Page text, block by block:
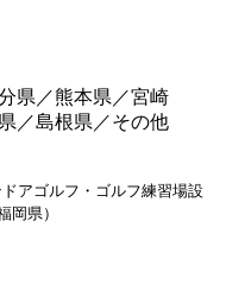
県／熊本県／宮崎
／島根県／その他
アゴルフ・ゴルフ練習場設
岡県）